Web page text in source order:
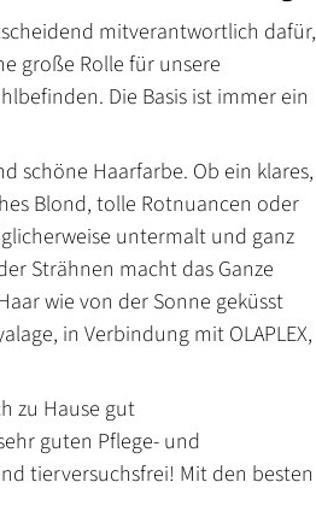
mitverantwortlich dafür,
große Rolle für unsere
Die Basis ist immer ein
schöne Haarfarbe. Ob ein klares,
Blond, tolle Rotnuancen oder
untermalt und ganz
Strähnen macht das Ganze
wie von der Sonne geküsst
in Verbindung mit OLAPLEX,
zu Hause gut
guten Pflege- und
tierversuchsfrei! Mit den besten